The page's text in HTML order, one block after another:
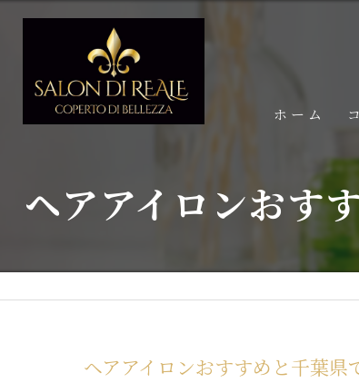
ホーム
ヘアアイロンおす
ヘアアイロンおすすめと千葉県